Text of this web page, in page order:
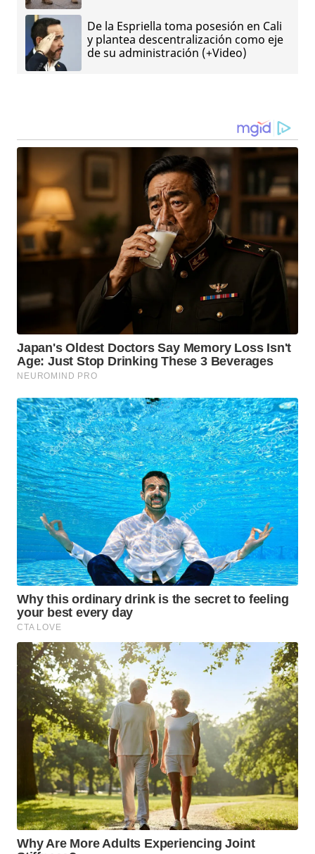
De la Espriella toma posesión en Cali
y plantea descentralización como eje
de su administración (+Video)